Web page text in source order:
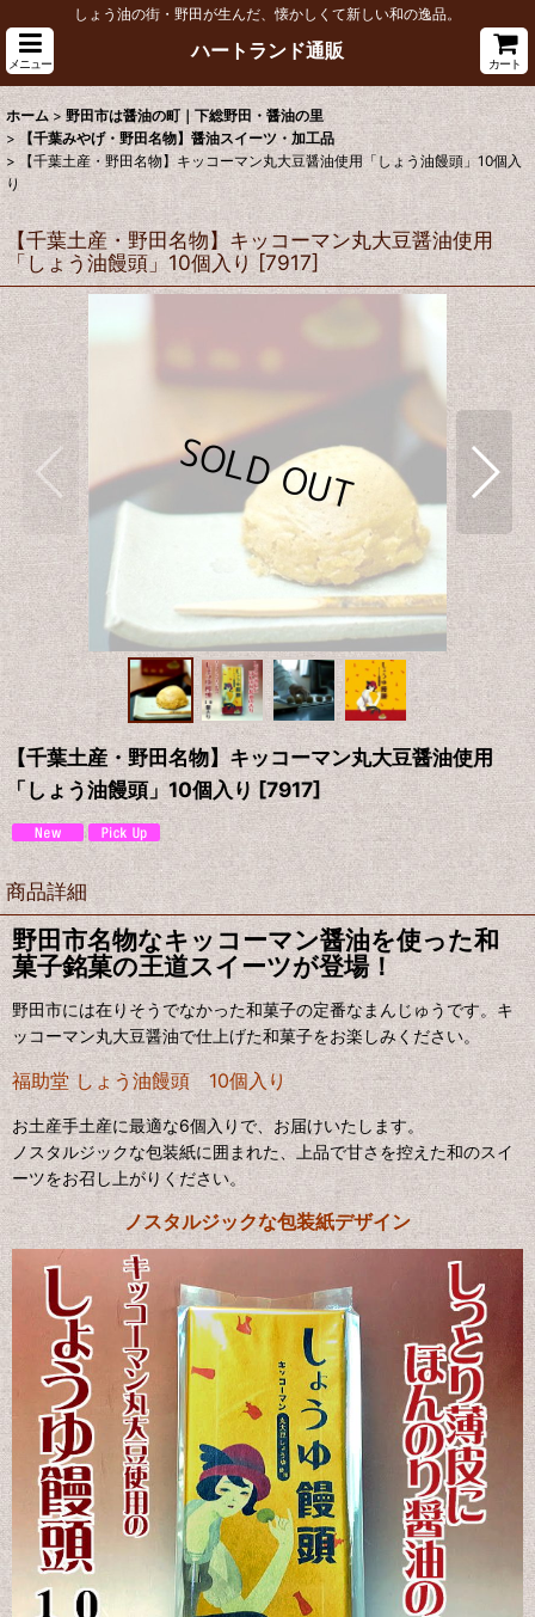
しょう油の街・野田が生んだ、懐かしくて新しい和の逸品。
メニュー
ハートランド通販
カート
ホーム > 野田市は醤油の町｜下総野田・醤油の里
> 【千葉みやげ・野田名物】醤油スイーツ・加工品
> 【千葉土産・野田名物】キッコーマン丸大豆醤油使用「しょう油饅頭」10個入
り
【千葉土産・野田名物】キッコーマン丸大豆醤油使用
「しょう油饅頭」10個入り [7917]
【千葉土産・野田名物】キッコーマン丸大豆醤油使用
「しょう油饅頭」10個入り[7917]
商品詳細
野田市名物なキッコーマン醤油を使った和
菓子銘菓の王道スイーツが登場！
野田市には在りそうでなかった和菓子の定番なまんじゅうです。キ
ッコーマン丸大豆醤油で仕上げた和菓子をお楽しみください。
福助堂 しょう油饅頭 10個入り
お土産手土産に最適な6個入りで、お届けいたします。
ノスタルジックな包装紙に囲まれた、上品で甘さを控えた和のスイ
ーツをお召し上がりください。
ノスタルジックな包装紙デザイン